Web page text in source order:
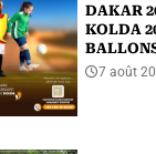
DAKAR
KOLDA
7 août